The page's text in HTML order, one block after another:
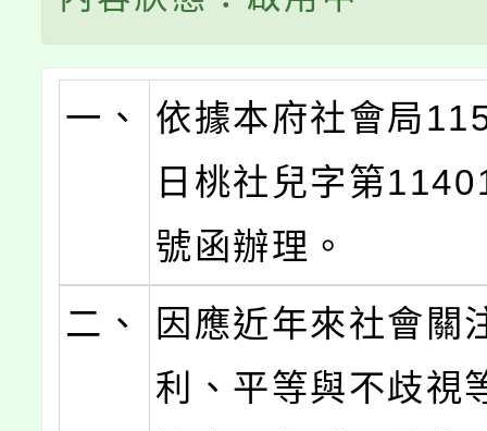
一、
依據本府社會局
日桃社兒字第
號函辦理。
二、
因應近年來社會關
利、平等與不歧視